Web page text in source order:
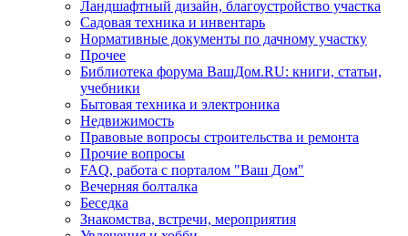
Ландшафтный дизайн, благоустройство участка
Садовая техника и инвентарь
Нормативные документы по дачному участку
Прочее
Библиотека форума ВашДом.RU: книги, статьи,
учебники
Бытовая техника и электроника
Недвижимость
Правовые вопросы строительства и ремонта
Прочие вопросы
FAQ, работа с порталом "Ваш Дом"
Вечерняя болталка
Беседка
Знакомства, встречи, мероприятия